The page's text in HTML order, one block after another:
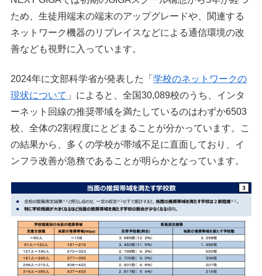
ため、生徒用端末の端末のアップグレードや、関連する
ネットワーク機器のリプレイスなどによる通信環境の改
善なども視野に入っています。
2024年に文部科学省が発表した「学校のネットワークの
現状について 」によると、全国30,089校のうち、インタ
ーネット回線の推奨帯域を満たしているのはわずか6503
校、全体の2割程度にとどまることが分かっています。こ
の結果から、多くの学校が帯域不足に直面しており、イ
ンフラ改善が急務であることが明らかとなっています。